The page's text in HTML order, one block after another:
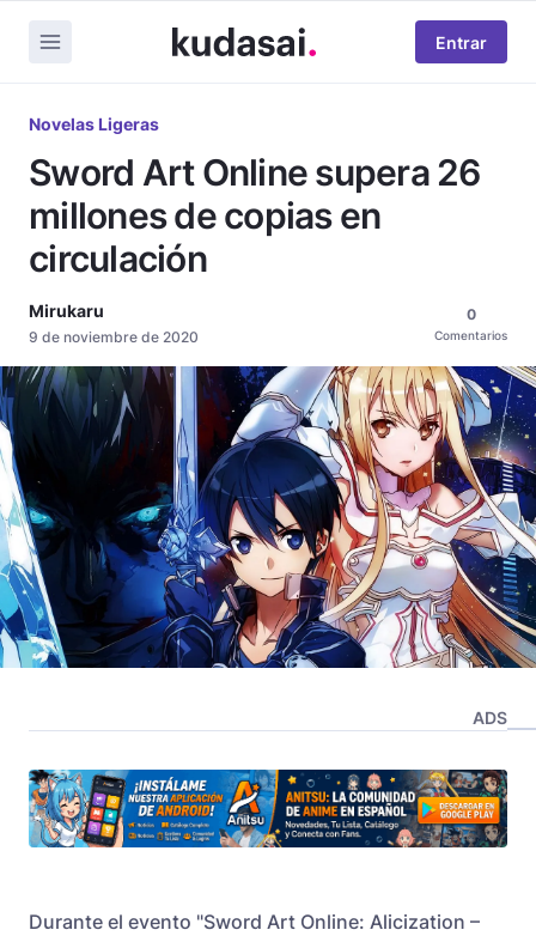
Entrar
Novelas Ligeras
Sword Art Online supera 26
millones de copias en
circulación
Mirukaru
9 de noviembre de 2020
0
Comentarios
ADS
Durante el evento "Sword Art Online: Alicization –